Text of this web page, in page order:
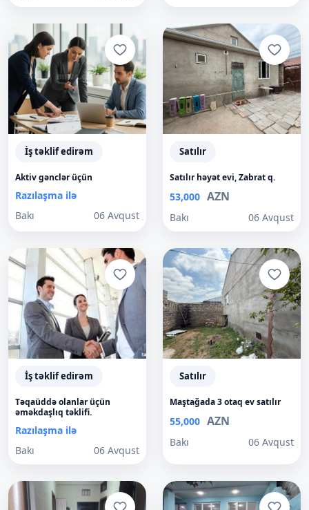
İş təklif edirəm
Aktiv gənclər üçün
Razılaşma ilə
Bakı
06 Avqust
Satılır
Satılır həyət evi, Zabrat q.
53,000 AZN
Bakı 06 Avqust
İş təklif edirəm
Təqaüddə olanlar üçün
əməkdaşlıq təklifi.
Razılaşma ilə
Bakı
06 Avqust
Satılır
Maştağada 3 otaq ev satılır
55,000 AZN
Bakı 06 Avqust